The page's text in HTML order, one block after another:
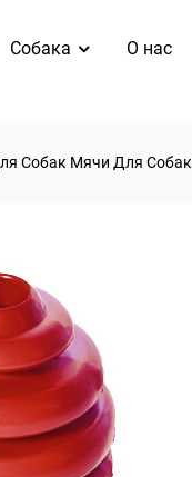
Собака O нас
Собак Мячи Для Собак